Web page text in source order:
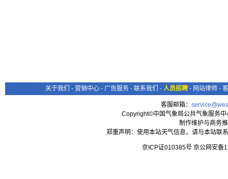
关于我们 - 营销中心 - 广告服务 - 联系我们 - 人员招聘 - 网站律师 -
客服邮箱：
Copyright©中国气象局公共气象服务
制作维护与商务
郑重声明：使用本站天气信息，请与本站联
京ICP证010385号 京公网安备